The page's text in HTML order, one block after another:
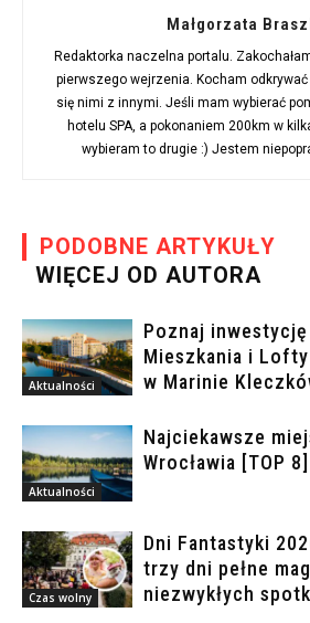
Małgorzata
Redaktorka naczelna portalu.
pierwszego wejrzenia. Kocham
się nimi z innymi. Jeśli mam wybierać
hotelu SPA, a pokonaniem 200km w
wybieram to drugie :) Jestem
PODOBNE ARTYKUŁY
WIĘCEJ OD AUTORA
Aktualności
Poznaj
Mieszkania i
w Marinie
Aktualności
Najciekawsze
Wrocławia [TOP 8]
Czas wolny
Dni Fantastyki
trzy dni pełne
niezwykłych